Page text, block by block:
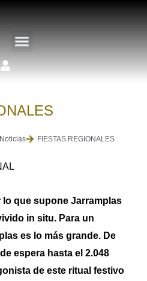
Noticias FIESTAS REGIONALES
que supone Jarramplas
in situ. Para un
es lo más grande. De
espera hasta el 2.048
de este ritual festivo